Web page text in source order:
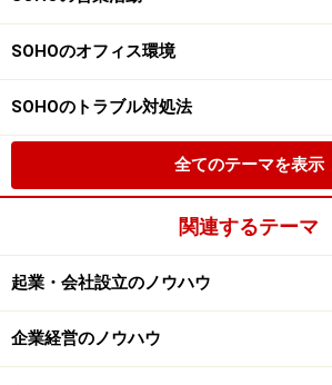
SOHOのオフィス環境
SOHOのトラブル対処法
全てのテーマを表示
関連するテーマ
起業・会社設立のノウハウ
企業経営のノウハウ